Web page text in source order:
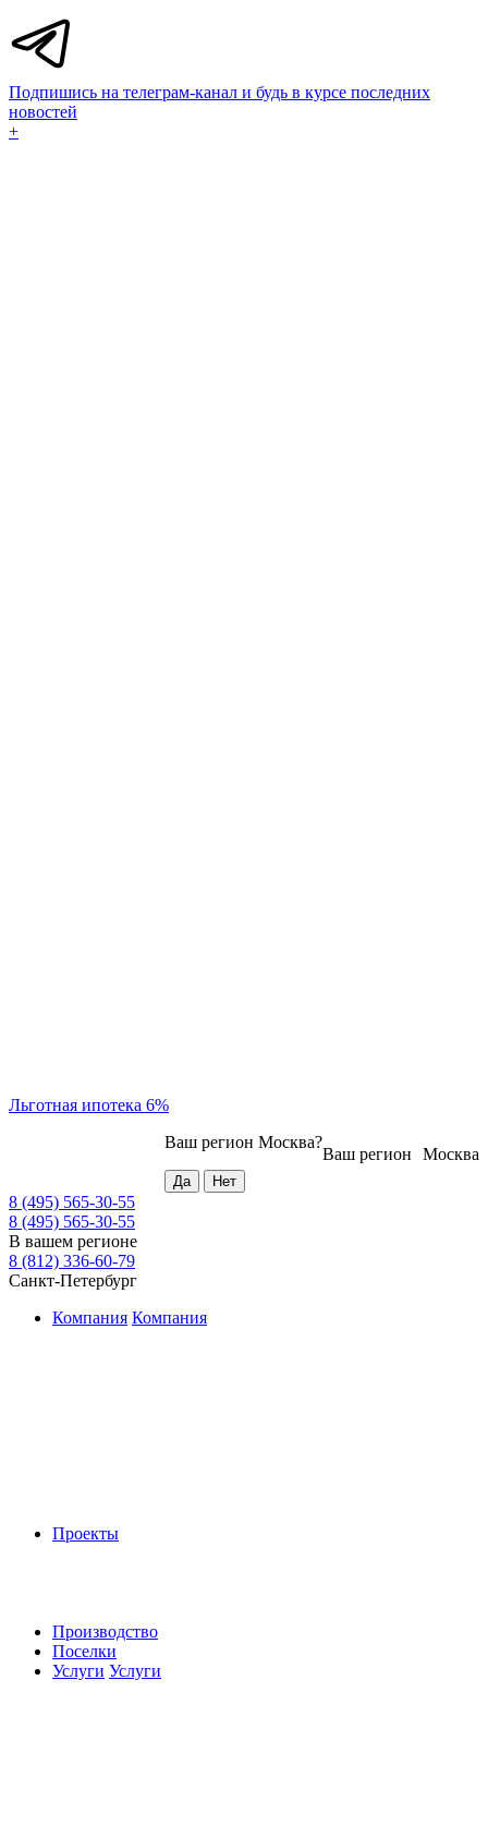
Подпишись на телеграм-канал и будь в курсе последних
новостей
+
Льготная ипотека 6%
Москва
Ваш регион
Ваш регион Москва?
8 (495) 565-30-55
8 (495) 565-30-55
В вашем регионе
8 (812) 336-60-79
Санкт-Петербург
Компания Компания
Проекты
Производство
Поселки
Услуги Услуги